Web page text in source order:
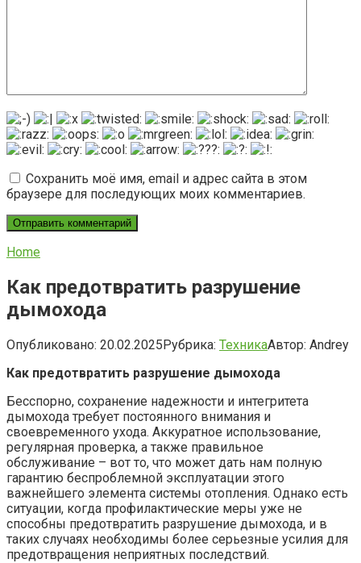
Сохранить моё имя, email и адрес сайта в этом
браузере для последующих моих комментариев.
Home
Как предотвратить разрушение
дымохода
Опубликовано: 20.02.2025Рубрика: ТехникаАвтор: Andrey
Как предотвратить разрушение дымохода
Бесспорно, сохранение надежности и интегритета
дымохода требует постоянного внимания и
своевременного ухода. Аккуратное использование,
регулярная проверка, а также правильное
обслуживание – вот то, что может дать нам полную
гарантию беспроблемной эксплуатации этого
важнейшего элемента системы отопления. Однако есть
ситуации, когда профилактические меры уже не
способны предотвратить разрушение дымохода, и в
таких случаях необходимы более серьезные усилия для
предотвращения неприятных последствий.